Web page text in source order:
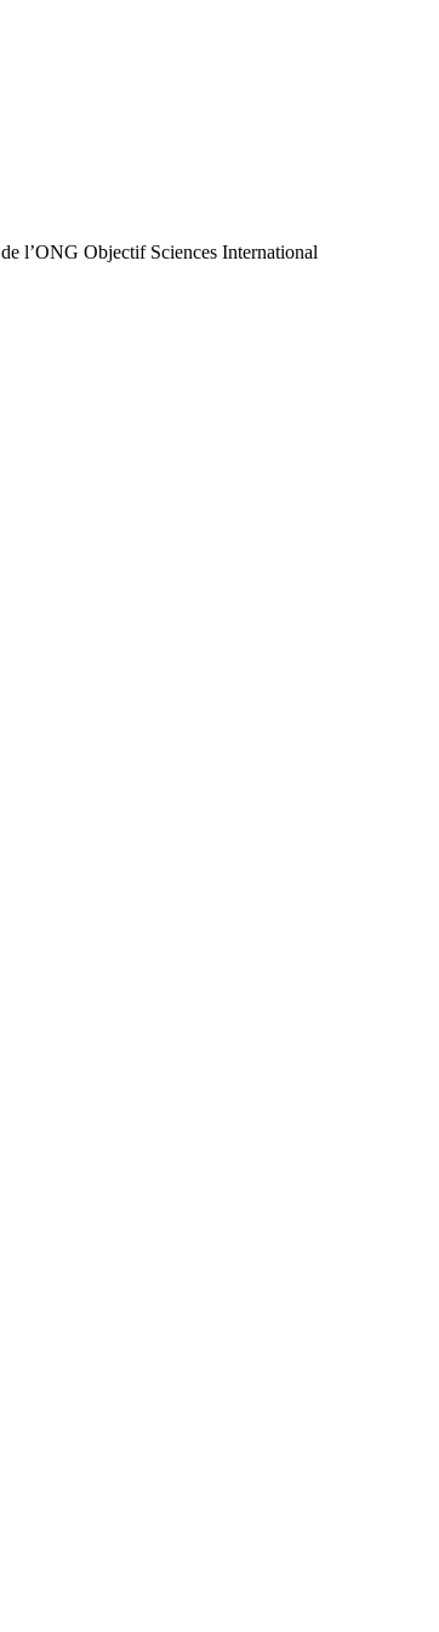
l’ONG Objectif Sciences International